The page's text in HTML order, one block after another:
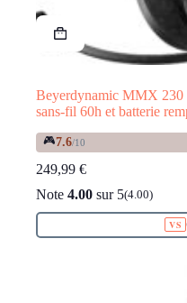
Beyerdynamic MMX 230
sans-fil 60h et batterie
🎮7.6/10
249,99 €
Note 4.00 sur 5(4.00)